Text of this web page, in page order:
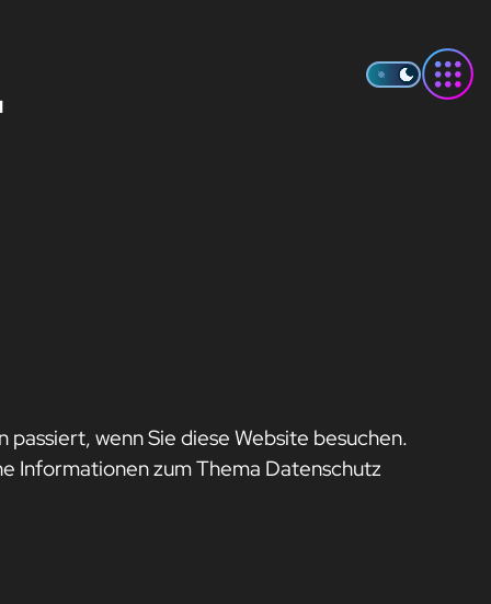
wenn Sie diese Website besuchen.
Informationen zum Thema Datenschutz